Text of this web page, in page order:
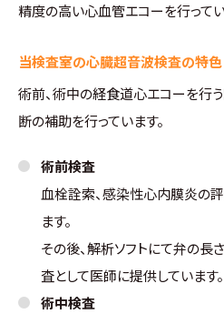
精度の高い心血管エコーを行ってい
当検査室の心臓超音波検査の特色
術前、術中の経食道心エコーを行
断の補助を行っています。
術前検査
血栓詮索、感染性心内膜炎の
ます。
その後、解析ソフトにて弁の長
査として医師に提供しています。
術中検査